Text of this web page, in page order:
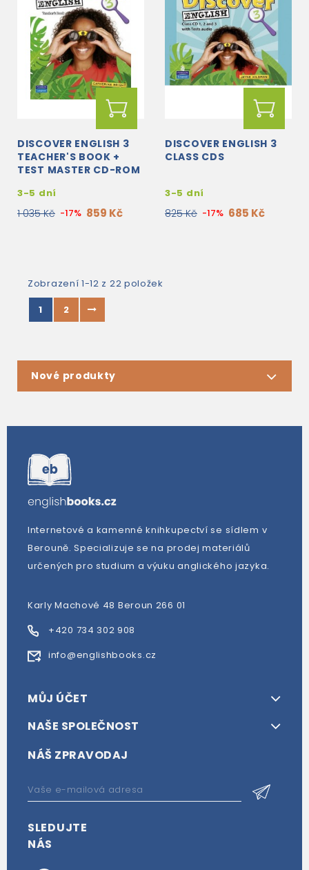
DISCOVER ENGLISH 3
TEACHER'S BOOK +
TEST MASTER CD-ROM
3-5 dní
1 035 Kč -17% 859 Kč
DISCOVER ENGLISH 3
CLASS CDS
3-5 dní
825 Kč -17% 685 Kč
Zobrazení 1-12 z 22 položek
1
2
Nové produkty
Internetové a kamenné knihkupectví se sídlem v
Berouně. Specializuje se na prodej materiálů
určených pro studium a výuku anglického jazyka.
Karly Machové 48 Beroun 266 01
+420 734 302 908
info@englishbooks.cz
MŮJ ÚČET
NAŠE SPOLEČNOST
NÁŠ ZPRAVODAJ
SLEDUJTE
NÁS